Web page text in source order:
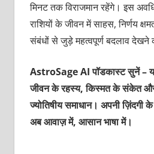
मिनट तक विराजमान रहेंगे। इस
राशियों के जीवन में साहस, निर्णय
संबंधों से जुड़े महत्वपूर्ण बदलाव
AstroSage AI पॉडकास्ट सुनें –
जीवन के रहस्य, किस्मत के संकेत और
ज्योतिषीय समाधान। अपनी ज़िंदगी
अब आवाज़ में, आसान भाषा में।